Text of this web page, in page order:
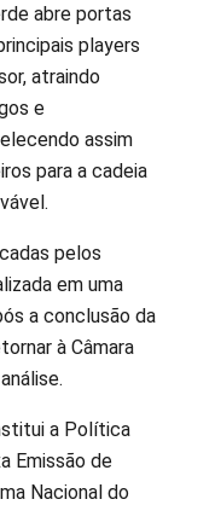
abre portas
players
atraindo
e
assim
para a cadeia
pelos
em uma
a conclusão da
à Câmara
a Política
Emissão de
Nacional do